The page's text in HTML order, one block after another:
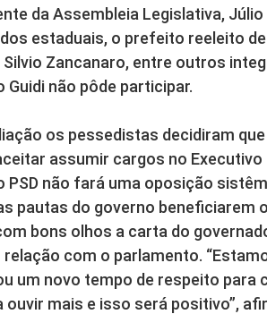
da Assembleia Legislativa,
estaduais, o prefeito reeleito
Silvio Zancanaro, entre outros
Guidi não pôde participar.
os pessedistas decidiram
assumir cargos no
PSD não fará uma oposição
pautas do governo beneficiarem
bons olhos a carta do
relação com o parlamento.
um novo tempo de respeito
ouvir mais e isso será positivo”,